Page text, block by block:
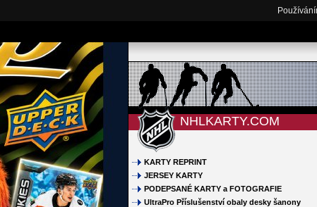
NHLKARTY.COM
KARTY REPRINT
JERSEY KARTY
PODEPSANÉ KARTY a FOTOGRAFIE
UltraPro Příslušenství obaly desky šanony